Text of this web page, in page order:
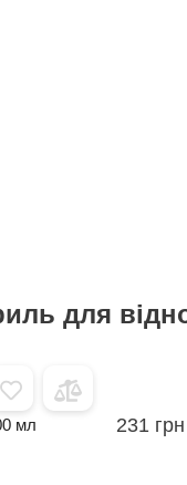
для
мл 231 грн